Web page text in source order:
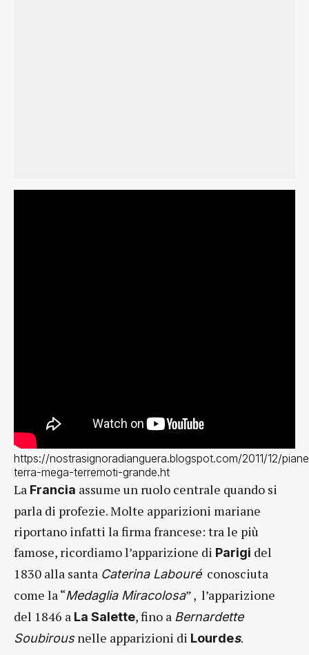
https://nostrasignoradianguera.blogspot.com/2011/12/
terra-mega-terremoti-grande.ht
La Francia assume un ruolo centrale quando si
parla di profezie. Molte apparizioni mariane
riportano infatti la firma francese: tra le più
famose, ricordiamo l’apparizione di Parigi del
1830 alla santa Caterina Labouréconosciuta
come la “Medaglia Miracolosa” , l’apparizione
del 1846 a La Salette, fino a Bernardette
Soubirousnelle apparizioni di Lourdes.